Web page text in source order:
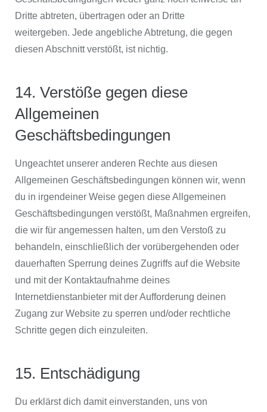
Dritte abtreten, übertragen oder an Dritte
weitergeben. Jede angebliche Abtretung, die gegen
diesen Abschnitt verstößt, ist nichtig.
14. Verstöße gegen diese
Allgemeinen
Geschäftsbedingungen
Ungeachtet unserer anderen Rechte aus diesen
Allgemeinen Geschäftsbedingungen können wir, wenn
du in irgendeiner Weise gegen diese Allgemeinen
Geschäftsbedingungen verstößt, Maßnahmen ergreifen,
die wir für angemessen halten, um den Verstoß zu
behandeln, einschließlich der vorübergehenden oder
dauerhaften Sperrung deines Zugriffs auf die Website
und mit der Kontaktaufnahme deines
Internetdienstanbieter mit der Aufforderung deinen
Zugang zur Website zu sperren und/oder rechtliche
Schritte gegen dich einzuleiten.
15. Entschädigung
Du erklärst dich damit einverstanden, uns von